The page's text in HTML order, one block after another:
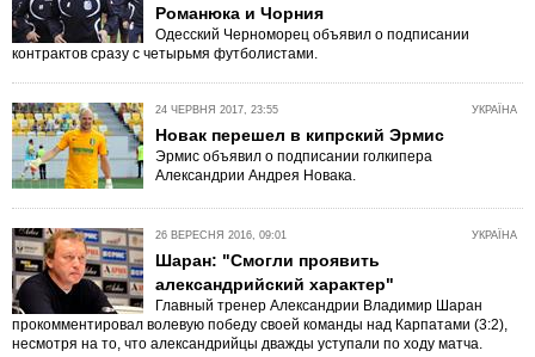
Романюка и Чорния
Одесский Черноморец объявил о подписании
контрактов сразу с четырьмя футболистами.
УКРАЇНА
24 ЧЕРВНЯ 2017, 23:55
Новак перешел в кипрский Эрмис
Эрмис объявил о подписании голкипера
Александрии Андрея Новака.
УКРАЇНА
26 ВЕРЕСНЯ 2016, 09:01
Шаран: "Смогли проявить
александрийский характер"
Главный тренер Александрии Владимир Шаран
прокомментировал волевую победу своей команды над Карпатами (3:2),
несмотря на то, что александрийцы дважды уступали по ходу матча.